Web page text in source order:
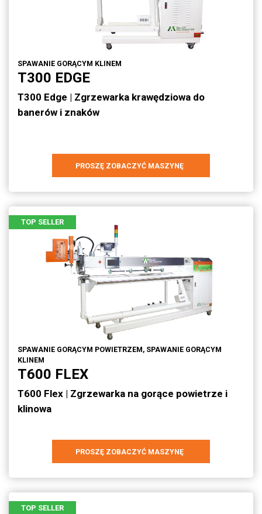
SPAWANIE GORĄCYM KLINEM
T300 EDGE
T300 Edge | Zgrzewarka krawędziowa do
banerów i znaków
PROSZĘ ZOBACZYĆ MASZYNĘ
TOP SELLER
SPAWANIE GORĄCYM POWIETRZEM, SPAWANIE GORĄCYM
KLINEM
T600 FLEX
T600 Flex | Zgrzewarka na gorące powietrze i
klinowa
PROSZĘ ZOBACZYĆ MASZYNĘ
TOP SELLER